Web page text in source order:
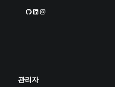
GitHubLinkedIn
관리자